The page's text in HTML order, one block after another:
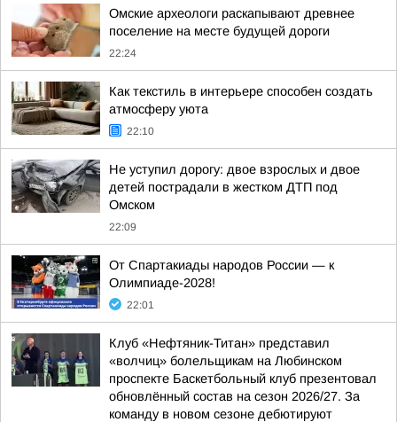
Омские археологи раскапывают древнее
поселение на месте будущей дороги
22:24
Как текстиль в интерьере способен создать
атмосферу уюта
22:10
Не уступил дорогу: двое взрослых и двое
детей пострадали в жестком ДТП под
Омском
22:09
От Спартакиады народов России — к
Олимпиаде-2028!
22:01
Клуб «Нефтяник-Титан» представил
«волчиц» болельщикам на Любинском
проспекте Баскетбольный клуб презентовал
обновлённый состав на сезон 2026/27. За
команду в новом сезоне дебютируют